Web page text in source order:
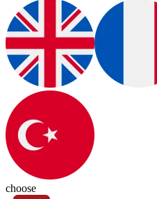
choose